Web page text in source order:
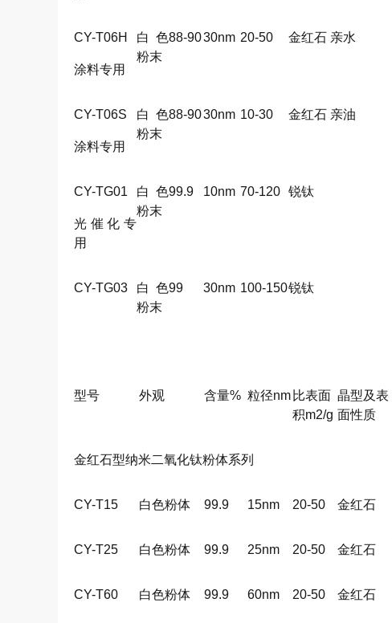
CY-T06H
涂料专用
白色
粉末
88-9030nm 20-50 金红石 亲水
CY-T06S
涂料专用
白色
粉末
88-9030nm 10-30 金红石 亲油
CY-TG01
光催化专
用
白色
粉末
99.9 10nm 70-120 锐钛
CY-TG03
白色
粉末
99 30nm 100-150锐钛
型号 外观 含量% 粒径nm 比表面
积m2/g
晶型及表
面性质
金红石型纳米二氧化钛粉体系列
CY-T15 白色粉体 99.9 15nm 20-50 金红石
CY-T25 白色粉体 99.9 25nm 20-50 金红石
CY-T60 白色粉体 99.9 60nm 20-50 金红石